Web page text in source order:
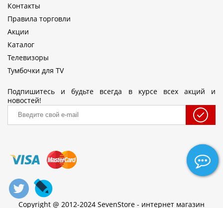
Контакты
Правила торговли
Акции
Каталог
Телевизоры
Тумбочки для TV
Подпишитесь и будьте всегда в курсе всех акций и
новостей!
Copyright @ 2012-2024 SevenStore - интернет магазин